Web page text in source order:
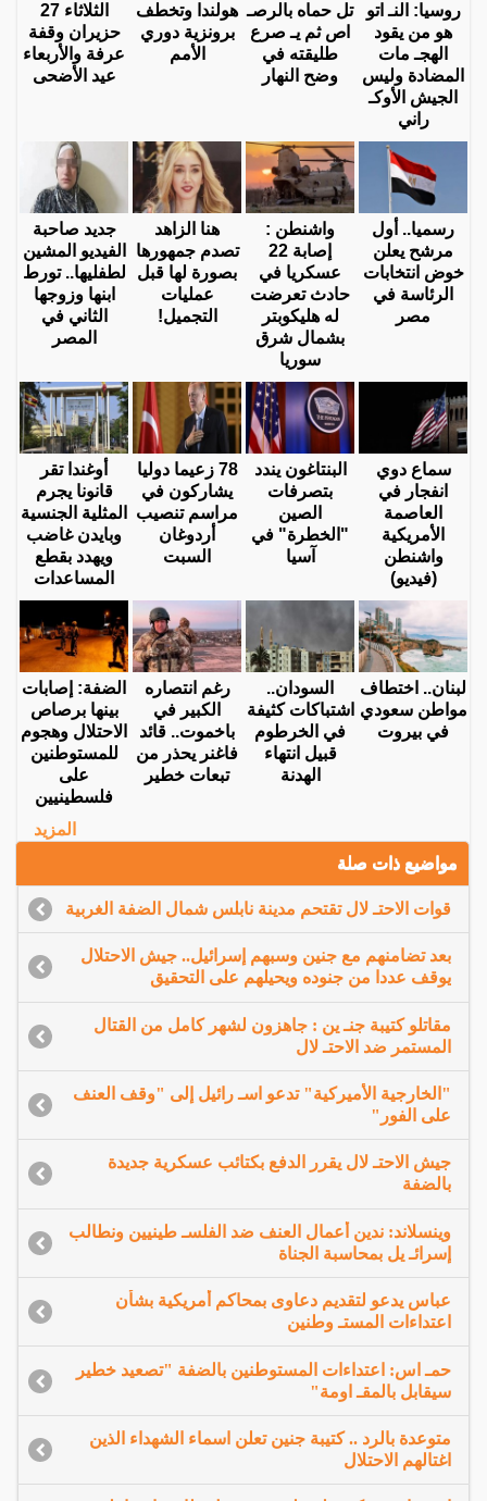
روسيا: النـ اتو
هو من يقود
الهجـ مات
المضادة وليس
الجيش الأوكـ
راني
تل حماه بالرصـ
اص ثم يـ صرع
طليقته في
وضح النهار
هولندا وتخطف
برونزية دوري
الأمم
الثلاثاء 27
حزيران وقفة
عرفة والأربعاء
عيد الأضحى
رسميا.. أول
مرشح يعلن
خوض انتخابات
الرئاسة في
مصر
واشنطن :
إصابة 22
عسكريا في
حادث تعرضت
له هليكوبتر
بشمال شرق
سوريا
هنا الزاهد
تصدم جمهورها
بصورة لها قبل
عمليات
التجميل!
جديد صاحبة
الفيديو المشين
لطفليها.. تورط
ابنها وزوجها
الثاني في
المصر
سماع دوي
انفجار في
العاصمة
الأمريكية
واشنطن
(فيديو)
البنتاغون يندد
بتصرفات
الصين
"الخطرة" في
آسيا
78 زعيما دوليا
يشاركون في
مراسم تنصيب
أردوغان
السبت
أوغندا تقر
قانونا يجرم
المثلية الجنسية
وبايدن غاضب
ويهدد بقطع
المساعدات
لبنان.. اختطاف
مواطن سعودي
في بيروت
السودان..
اشتباكات كثيفة
في الخرطوم
قبيل انتهاء
الهدنة
رغم انتصاره
الكبير في
باخموت.. قائد
فاغنر يحذر من
تبعات خطير
الضفة: إصابات
بينها برصاص
الاحتلال وهجوم
للمستوطنين
على
فلسطينيين
المزيد
مواضيع ذات صلة
قوات الاحتـ لال تقتحم مدينة نابلس شمال الضفة الغربية
بعد تضامنهم مع جنين وسبهم إسرائيل.. جيش الاحتلال
يوقف عددا من جنوده ويحيلهم على التحقيق
مقاتلو كتيبة جنـ ين : جاهزون لشهر كامل من القتال
المستمر ضد الاحتـ لال
"الخارجية الأميركية" تدعو اسـ رائيل إلى "وقف العنف
على الفور"
جيش الاحتـ لال يقرر الدفع بكتائب عسكرية جديدة
بالضفة
وينسلاند: ندين أعمال العنف ضد الفلسـ طينيين ونطالب
إسرائـ يل بمحاسبة الجناة
عباس يدعو لتقديم دعاوى بمحاكم أمريكية بشأن
اعتداءات المستـ وطنين
حمـ اس: اعتداءات المستوطنين بالضفة "تصعيد خطير
سيقابل بالمقـ اومة"
متوعدة بالرد .. كتيبة جنين تعلن اسماء الشهداء الذين
اغتالهم الاحتلال